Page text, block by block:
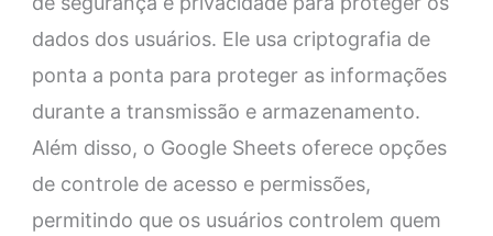
dados dos usuários. Ele usa criptografia de
ponta a ponta para proteger as informações
durante a transmissão e armazenamento.
Além disso, o Google Sheets oferece opções
de controle de acesso e permissões,
permitindo que os usuários controlem quem